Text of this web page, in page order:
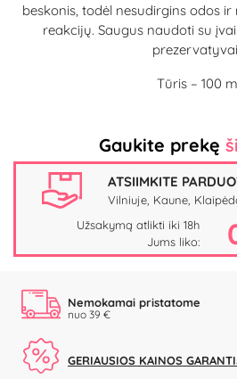
beskonis, todėl nesudirgins odos
reakcijų. Saugus naudoti su
Tūris – 100
Gaukite prekę
ATSIIMKITE
Vilniuje, Kaune,
Užsakymą atlikti iki 18h
Jums liko:
Nemokamai pristatome
nuo 39 €
GERIAUSIOS KAINOS